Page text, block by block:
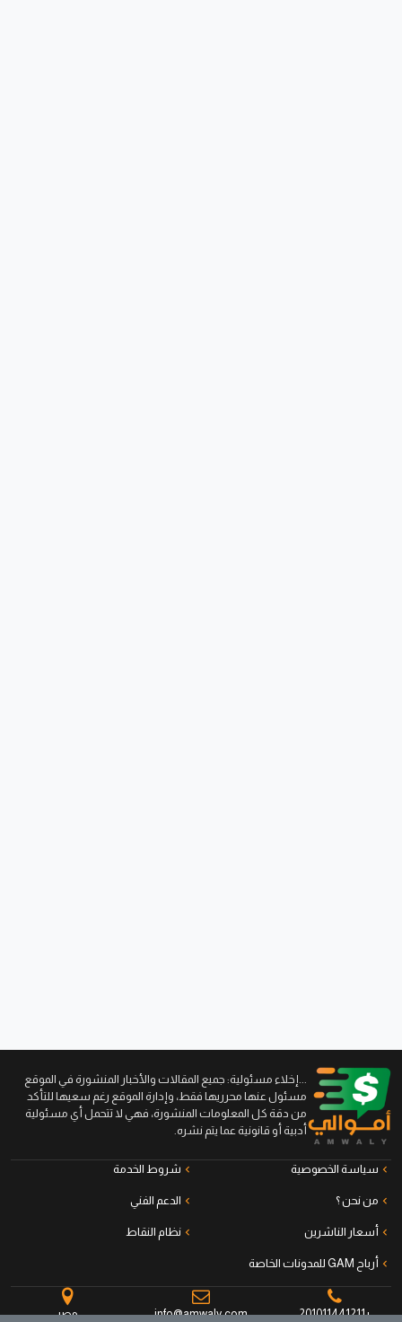
...إخلاء مسئولية: جميع المقالات والأخبار المنشورة في الموقع
مسئول عنها محرريها فقط، وإدارة الموقع رغم سعيها للتأكد
من دقة كل المعلومات المنشورة، فهي لا تتحمل أي مسئولية
أدبية أو قانونية عما يتم نشره.
سياسة الخصوصية شروط الخدمة
من نحن ؟ الدعم الفني
أسعار الناشرين نظام النقاط
أرباح GAM للمدونات الخاصة
+201011441211
info@amwaly.com مصر